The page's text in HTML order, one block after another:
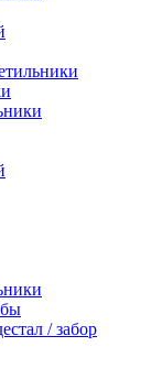
/ забор